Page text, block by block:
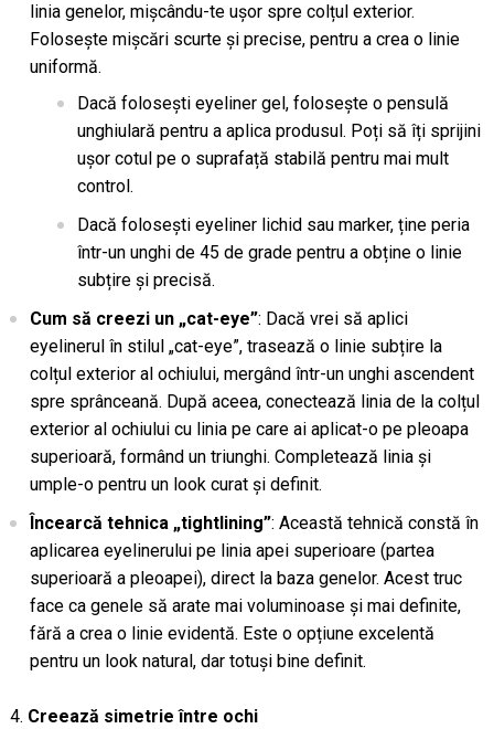
linia genelor, mișcându-te ușor spre colțul exterior.
Folosește mișcări scurte și precise, pentru a crea o linie
uniformă.
Dacă folosești eyeliner gel, folosește o pensulă
unghiulară pentru a aplica produsul. Poți să îți sprijini
ușor cotul pe o suprafață stabilă pentru mai mult
control.
Dacă folosești eyeliner lichid sau marker, ține peria
într-un unghi de 45 de grade pentru a obține o linie
subțire și precisă.
Cum să creezi un „cat-eye”: Dacă vrei să aplici
eyelinerul în stilul „cat-eye”, trasează o linie subțire la
colțul exterior al ochiului, mergând într-un unghi ascendent
spre sprânceană. După aceea, conectează linia de la colțul
exterior al ochiului cu linia pe care ai aplicat-o pe pleoapa
superioară, formând un triunghi. Completează linia și
umple-o pentru un look curat și definit.
Încearcă tehnica „tightlining”: Această tehnică constă în
aplicarea eyelinerului pe linia apei superioare (partea
superioară a pleoapei), direct la baza genelor. Acest truc
face ca genele să arate mai voluminoase și mai definite,
fără a crea o linie evidentă. Este o opțiune excelentă
pentru un look natural, dar totuși bine definit.
Creează simetrie între ochi